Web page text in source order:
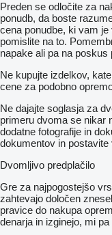
Preden se odločite za
ponudb, da boste
cena ponudbe, ki vam
pomislite na to.
napake ali pa na poskus
Ne kupujte izdelkov,
cene za podobno
Ne dajajte soglasja za
primeru dvoma se nikar
dodatne fotografije in
dokumentov in postavite
Dvomljivo predplačilo
Gre za najpogostejšo
zahtevajo določen
pravice do nakupa
denarja in izginejo, mi